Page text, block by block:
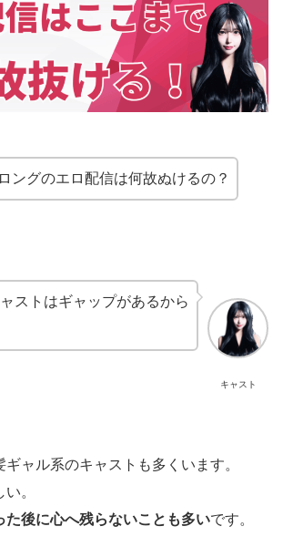
ングのエロ配信は何故ぬけるの？
キャスト
ストはギャップがあるから
ャル系のキャストも多くいます。
。
た後に心へ残らないことも多いです。